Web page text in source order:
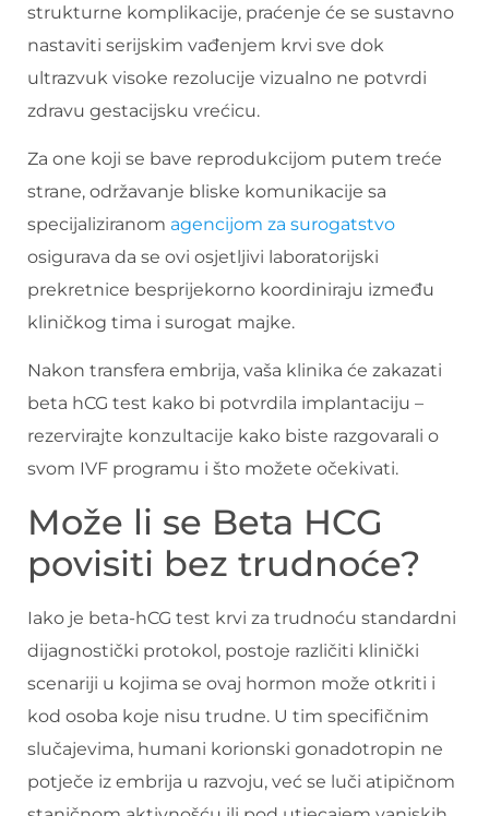
strukturne komplikacije, praćenje će se sustavno
nastaviti serijskim vađenjem krvi sve dok
ultrazvuk visoke rezolucije vizualno ne potvrdi
zdravu gestacijsku vrećicu.
Za one koji se bave reprodukcijom putem treće
strane, održavanje bliske komunikacije sa
specijaliziranom agencijom za surogatstvo
osigurava da se ovi osjetljivi laboratorijski
prekretnice besprijekorno koordiniraju između
kliničkog tima i surogat majke.
Nakon transfera embrija, vaša klinika će zakazati
beta hCG test kako bi potvrdila implantaciju –
rezervirajte konzultacije kako biste razgovarali o
svom IVF programu i što možete očekivati.
Može li se Beta HCG
povisiti bez trudnoće?
Iako je beta-hCG test krvi za trudnoću standardni
dijagnostički protokol, postoje različiti klinički
scenariji u kojima se ovaj hormon može otkriti i
kod osoba koje nisu trudne. U tim specifičnim
slučajevima, humani korionski gonadotropin ne
potječe iz embrija u razvoju, već se luči atipičnom